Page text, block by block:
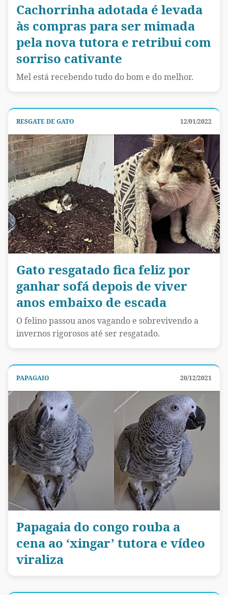
Cachorrinha adotada é levada
às compras para ser mimada
pela nova tutora e retribui com
sorriso cativante
Mel está recebendo tudo do bom e do melhor.
RESGATE DE GATO 12/01/2022
Gato resgatado fica feliz por
ganhar sofá depois de viver
anos embaixo de escada
O felino passou anos vagando e sobrevivendo a
invernos rigorosos até ser resgatado.
PAPAGAIO 20/12/2021
Papagaia do congo rouba a
cena ao ‘xingar’ tutora e vídeo
viraliza